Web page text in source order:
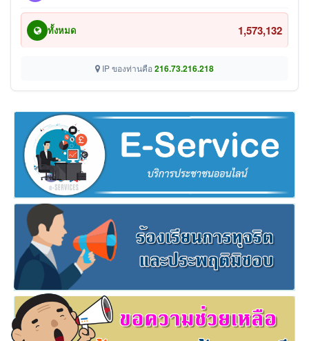
ทั้งหมด 1,573,132
IP ของท่านคือ 216.73.216.218